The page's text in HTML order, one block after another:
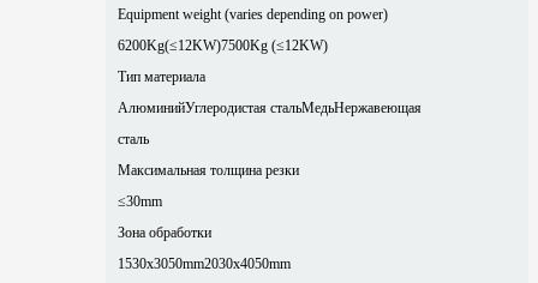
Equipment weight (varies depending on power)
6200Kg(≤12KW)7500Kg (≤12KW)
Тип материала
АлюминийУглеродистая стальМедьНержавеющая
сталь
Максимальная толщина резки
≤30mm
Зона обработки
1530x3050mm2030x4050mm